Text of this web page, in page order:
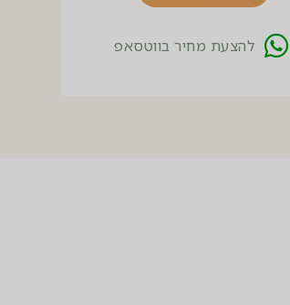
להצעת מחיר בווטסאפ